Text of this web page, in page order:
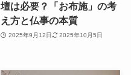
壇は必要？「お布施」の考
え方と仏事の本質
2025年9月12日 2025年10月5日